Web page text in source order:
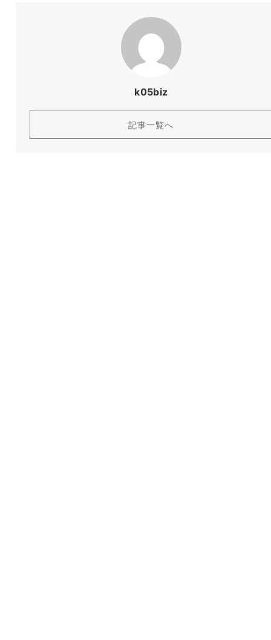
k05biz
記事一覧へ